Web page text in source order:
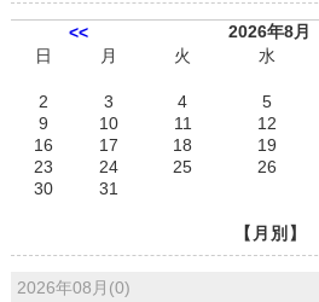
<<
2026年8月
日
月 火 水
2
3 4 5
9
10 11 12
16
17 18 19
23
24 25 26
30
31
【月別】
2026年08月(0)